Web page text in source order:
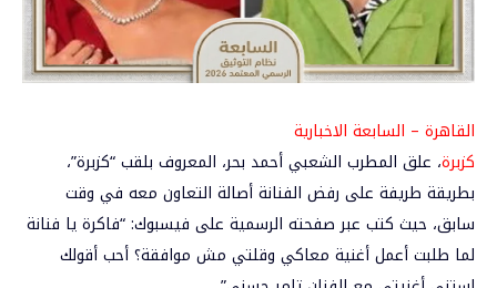
القاهرة – السابعة الاخبارية
كزبرة، علق المطرب الشعبي أحمد بحر، المعروف بلقب “كزبرة”،
بطريقة طريفة على رفض الفنانة أصالة التعاون معه في وقت
سابق، حيث كتب عبر صفحته الرسمية على فيسبوك: “فاكرة يا فنانة
لما طلبت أعمل أغنية معاكي وقلتي مش موافقة؟ أحب أقولك